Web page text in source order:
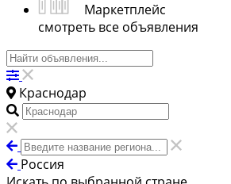
Маркетплейс
смотреть все объявления
Краснодар
Россия